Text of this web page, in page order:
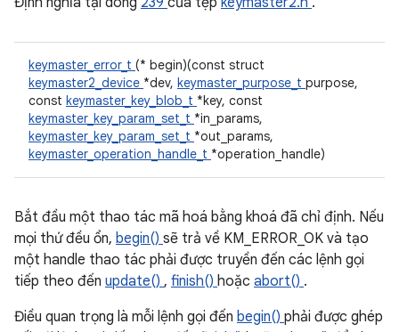
keymaster_error_t (* begin)(const struct
keymaster2_device *dev, keymaster_purpose_t purpose,
const keymaster_key_blob_t *key, const
keymaster_key_param_set_t *in_params,
keymaster_key_param_set_t *out_params,
keymaster_operation_handle_t *operation_handle)
Bắt đầu một thao tác mã hoá bằng khoá đã chỉ định. Nếu
mọi thứ đều ổn, begin() sẽ trả về KM_ERROR_OK và tạo
một handle thao tác phải được truyền đến các lệnh gọi
tiếp theo đến update() , finish() hoặc abort() .
Điều quan trọng là mỗi lệnh gọi đến begin() phải được ghép